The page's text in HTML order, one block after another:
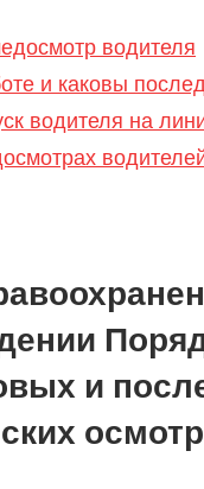
водителя
и каковы
водителя на
и